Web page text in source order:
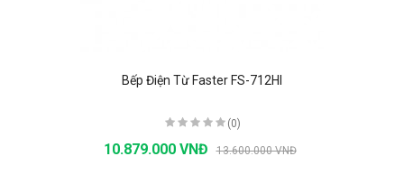
Bếp Điện Từ Faster FS-712HI
(0)
10.879.000 VNĐ 13.600.000 VNĐ